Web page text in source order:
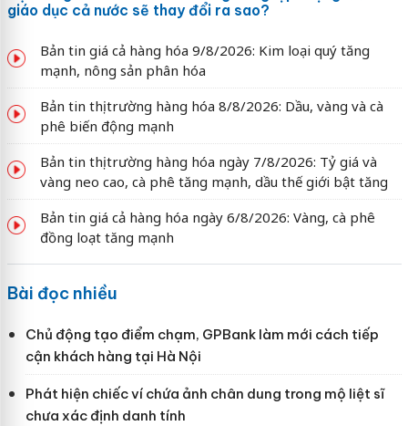
giáo dục cả nước sẽ thay đổi ra sao?
Bản tin giá cả hàng hóa 9/8/2026: Kim loại quý tăng
mạnh, nông sản phân hóa
Bản tin thị trường hàng hóa 8/8/2026: Dầu, vàng và cà
phê biến động mạnh
Bản tin thị trường hàng hóa ngày 7/8/2026: Tỷ giá và
vàng neo cao, cà phê tăng mạnh, dầu thế giới bật tăng
Bản tin giá cả hàng hóa ngày 6/8/2026: Vàng, cà phê
đồng loạt tăng mạnh
Bài đọc nhiều
Chủ động tạo điểm chạm, GPBank làm mới cách tiếp
cận khách hàng tại Hà Nội
Phát hiện chiếc ví chứa ảnh chân dung trong mộ liệt sĩ
chưa xác định danh tính